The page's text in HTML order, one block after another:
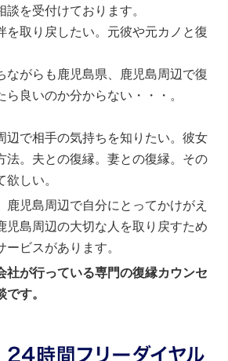
談を受付けております。
を取り戻したい。元彼や元カノと復
ながらも鹿児島県、鹿児島周辺で復
ら良いのか分からない・・・。
辺で相手の気持ちを知りたい。彼女
法。夫との復縁。妻との復縁。その
しい。
鹿児島周辺で自分にとってかけがえ
児島周辺の大切な人を取り戻すため
ビスがあります。
社が行っている専門の復縁カウンセ
す。